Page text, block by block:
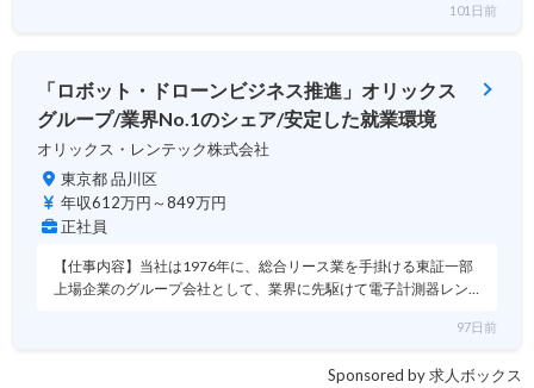
101日前
「ロボット・ドローンビジネス推進」オリックス
グループ/業界No.1のシェア/安定した就業環境
オリックス・レンテック株式会社
東京都 品川区
年収612万円～849万円
正社員
【仕事内容】当社は1976年に、総合リース業を手掛ける東証一部
上場企業のグループ会社として、業界に先駆けて電子計測器レン…
97日前
Sponsored by 求人ボックス